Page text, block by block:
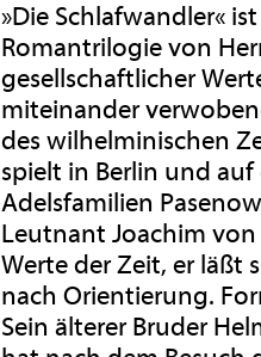
»Die Schlafwandler«
Romantrilogie von
gesellschaftlicher
miteinander
des wilhelminischen
spielt in Berlin und
Adelsfamilien
Leutnant Joachim
Werte der Zeit, er läßt
nach Orientierung.
Sein älterer Bruder